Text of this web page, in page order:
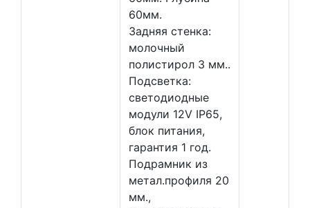
60мм.
Задняя стенка:
молочный
полистирол 3 мм..
Подсветка:
светодиодные
модули 12V IP65,
блок питания,
гарантия 1 год.
Подрамник из
метал.профиля 20
мм.,